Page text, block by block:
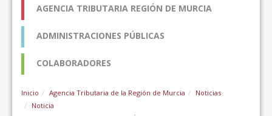
AGENCIA TRIBUTARIA REGIÓN DE MURCIA
ADMINISTRACIONES PÚBLICAS
COLABORADORES
Inicio Agencia Tributaria de la Región de Murcia
Noticias
Noticia